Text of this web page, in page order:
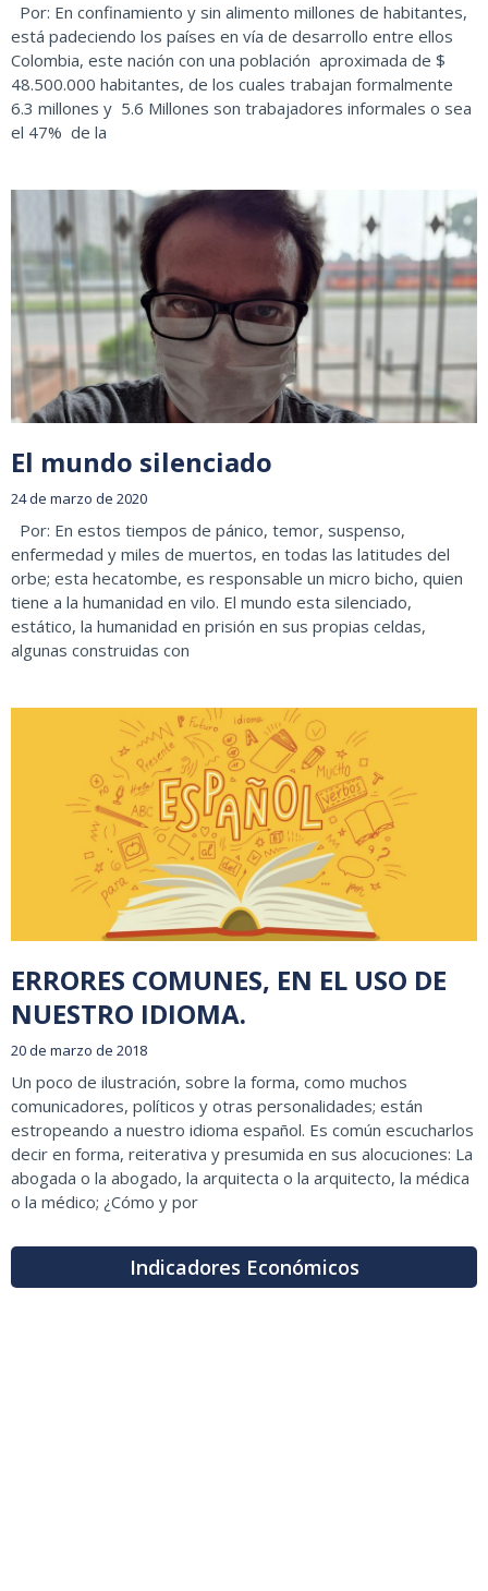
Por: En confinamiento y sin alimento millones de habitantes,
está padeciendo los países en vía de desarrollo entre ellos
Colombia, este nación con una población aproximada de $
48.500.000 habitantes, de los cuales trabajan formalmente
6.3 millones y 5.6 Millones son trabajadores informales o sea
el 47% de la
El mundo silenciado
24 de marzo de 2020
Por: En estos tiempos de pánico, temor, suspenso,
enfermedad y miles de muertos, en todas las latitudes del
orbe; esta hecatombe, es responsable un micro bicho, quien
tiene a la humanidad en vilo. El mundo esta silenciado,
estático, la humanidad en prisión en sus propias celdas,
algunas construidas con
ERRORES COMUNES, EN EL USO DE
NUESTRO IDIOMA.
20 de marzo de 2018
Un poco de ilustración, sobre la forma, como muchos
comunicadores, políticos y otras personalidades; están
estropeando a nuestro idioma español. Es común escucharlos
decir en forma, reiterativa y presumida en sus alocuciones: La
abogada o la abogado, la arquitecta o la arquitecto, la médica
o la médico; ¿Cómo y por
Indicadores Económicos